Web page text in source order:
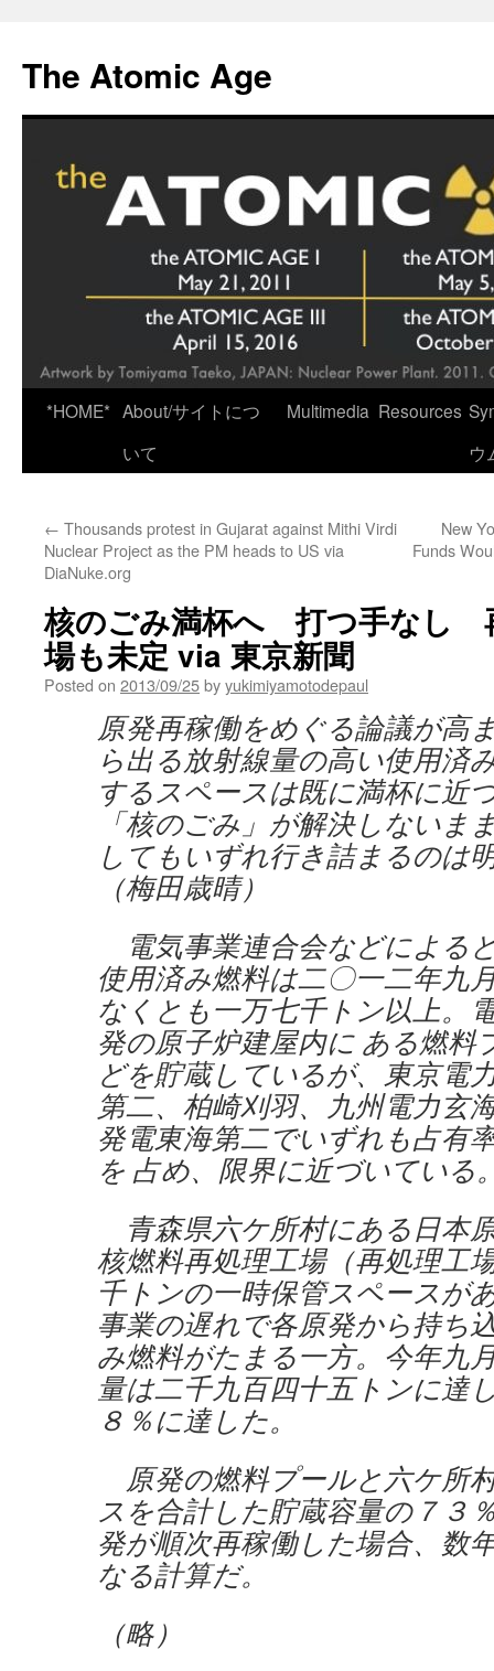
content
The Atomic Age
*HOME* About/サイトにつ
いて
Multimedia Resources
ウ
← Thousands protest in Gujarat against Mithi Virdi
Nuclear Project as the PM heads to US via
DiaNuke.org
New
Funds
核のごみ満杯へ 打つ手なし
場も未定 via 東京新聞
Posted on 2013/09/25byyukimiyamotodepaul
原発再稼働をめぐる論議が高
ら出る放射線量の高い使用済
するスペースは既に満杯に近
「核のごみ」が解決しないま
してもいずれ行き詰まるの
（梅田歳晴）
電気事業連合会などによる
使用済み燃料は二〇一二年九
なくとも一万七千トン以上。
発の原子炉建屋内に ある燃料
どを貯蔵しているが、東京電
第二、柏崎刈羽、九州電力玄
発電東海第二でいずれも占有
を 占め、限界に近づいている
青森県六ケ所村にある日本
核燃料再処理工場（再処理工
千トンの一時保管スペースが
事業の遅れで各原発から持ち
み燃料がたまる一方。今年九
量は二千九百四十五トンに達
８％に達した。
原発の燃料プールと六ケ所
スを合計した貯蔵容量の７３
発が順次再稼働した場合、数
なる計算だ。
（略）